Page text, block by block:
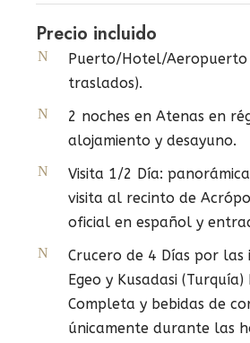
Precio incluido
Puerto/Hotel/Aeropuerto
traslados).
2 noches en Atenas en
alojamiento y desayuno.
Visita 1/2 Día:
visita al recinto de
oficial en español y
Crucero de 4 Días por las
Egeo y Kusadasi (Turquía)
Completa y bebidas de
únicamente durante las